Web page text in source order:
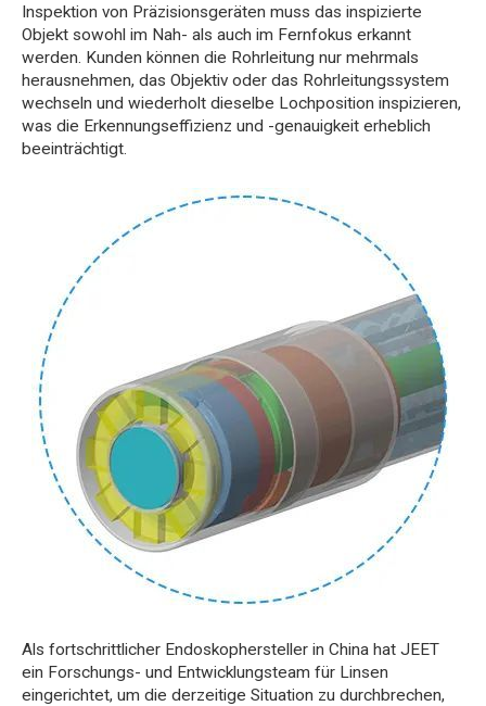
Inspektion von Präzisionsgeräten muss das inspizierte
Objekt sowohl im Nah- als auch im Fernfokus erkannt
werden. Kunden können die Rohrleitung nur mehrmals
herausnehmen, das Objektiv oder das Rohrleitungssystem
wechseln und wiederholt dieselbe Lochposition inspizieren,
was die Erkennungseffizienz und -genauigkeit erheblich
beeinträchtigt.
Als fortschrittlicher Endoskophersteller in China hat JEET
ein Forschungs- und Entwicklungsteam für Linsen
eingerichtet, um die derzeitige Situation zu durchbrechen,